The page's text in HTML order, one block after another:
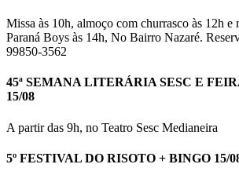
Missa às 10h, almoço com churrasco às 12h e
Paraná Boys às 14h, No Bairro Nazaré.
99850-3562
45ª SEMANA LITERÁRIA SESC E
15/08
A partir das 9h, no Teatro Sesc Medianeira
5º FESTIVAL DO RISOTO + BINGO 15/